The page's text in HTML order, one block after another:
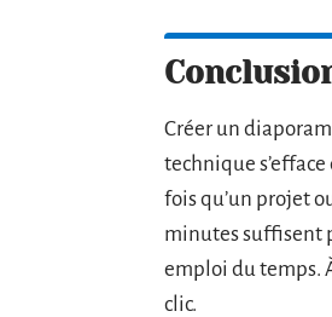
Créer un
technique
fois qu’un projet
minutes suffisent
emploi du temps.
clic.